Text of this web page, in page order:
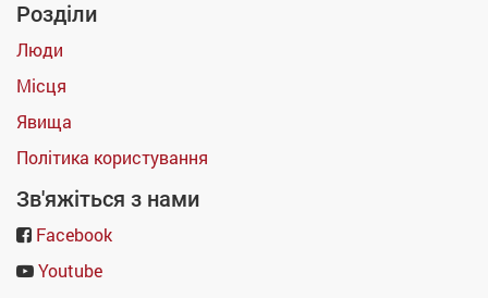
Розділи
Люди
Місця
Явища
Політика користування
Зв'яжіться з нами
Facebook
Youtube